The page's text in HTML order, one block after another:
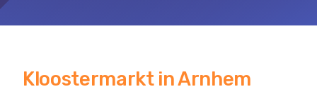
Kloostermarkt in Arnhem